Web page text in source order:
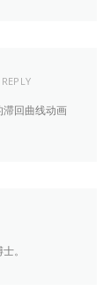
REPLY
回曲线动画
。